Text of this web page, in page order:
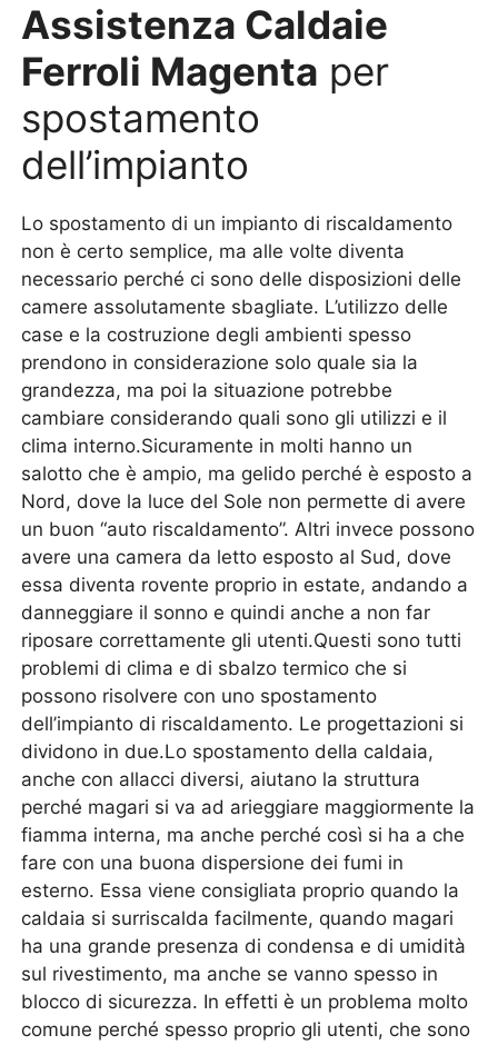
Assistenza Caldaie
Ferroli Magenta per
spostamento
dell’impianto
Lo spostamento di un impianto di riscaldamento
non è certo semplice, ma alle volte diventa
necessario perché ci sono delle disposizioni delle
camere assolutamente sbagliate. L’utilizzo delle
case e la costruzione degli ambienti spesso
prendono in considerazione solo quale sia la
grandezza, ma poi la situazione potrebbe
cambiare considerando quali sono gli utilizzi e il
clima interno.Sicuramente in molti hanno un
salotto che è ampio, ma gelido perché è esposto a
Nord, dove la luce del Sole non permette di avere
un buon “auto riscaldamento”. Altri invece possono
avere una camera da letto esposto al Sud, dove
essa diventa rovente proprio in estate, andando a
danneggiare il sonno e quindi anche a non far
riposare correttamente gli utenti.Questi sono tutti
problemi di clima e di sbalzo termico che si
possono risolvere con uno spostamento
dell’impianto di riscaldamento. Le progettazioni si
dividono in due.Lo spostamento della caldaia,
anche con allacci diversi, aiutano la struttura
perché magari si va ad arieggiare maggiormente la
fiamma interna, ma anche perché così si ha a che
fare con una buona dispersione dei fumi in
esterno. Essa viene consigliata proprio quando la
caldaia si surriscalda facilmente, quando magari
ha una grande presenza di condensa e di umidità
sul rivestimento, ma anche se vanno spesso in
blocco di sicurezza. In effetti è un problema molto
comune perché spesso proprio gli utenti, che sono